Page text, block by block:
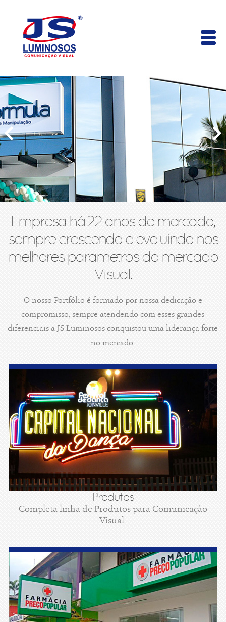
Empresa há 22 anos de mercado,
sempre crescendo e evoluindo nos
melhores parametros do mercado
Visual.
O nosso Portfólio é formado por nossa dedicação e
compromisso, sempre atendendo com esses grandes
diferenciais a JS Luminosos conquistou uma liderança forte
no mercado.
Produtos
Completa linha de Produtos para Comunicaçào
Visual.